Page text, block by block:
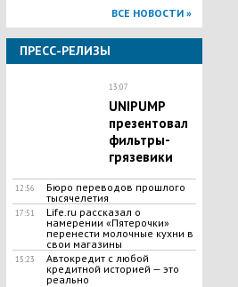
ВСЕ НОВОСТИ »
ПРЕСС-РЕЛИЗЫ
13:07
UNIPUMP
презентовал
фильтры-
грязевики
12:56
Бюро переводов прошлого
тысячелетия
17:51
Life.ru рассказал о
намерении «Пятерочки»
перенести молочные кухни в
свои магазины
15:23
Автокредит с любой
кредитной историей — это
реально